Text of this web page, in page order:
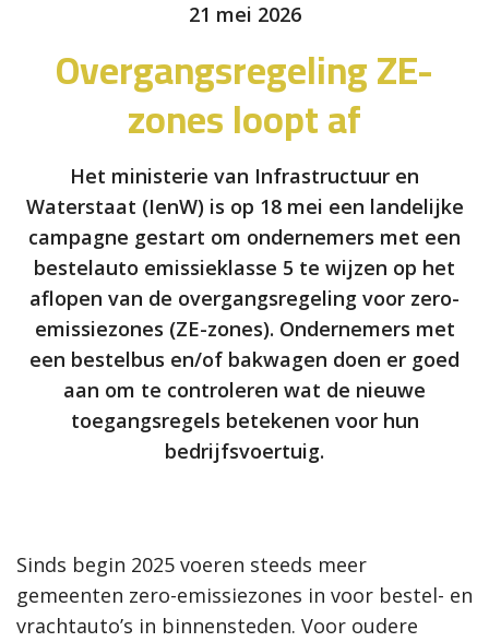
21 mei 2026
Overgangsregeling ZE-
zones loopt af
Het ministerie van Infrastructuur en
Waterstaat (IenW) is op 18 mei een landelijke
campagne gestart om ondernemers met een
bestelauto emissieklasse 5 te wijzen op het
aflopen van de overgangsregeling voor zero-
emissiezones (ZE-zones). Ondernemers met
een bestelbus en/of bakwagen doen er goed
aan om te controleren wat de nieuwe
toegangsregels betekenen voor hun
bedrijfsvoertuig.
Sinds begin 2025 voeren steeds meer
gemeenten zero-emissiezones in voor bestel- en
vrachtauto’s in binnensteden. Voor oudere